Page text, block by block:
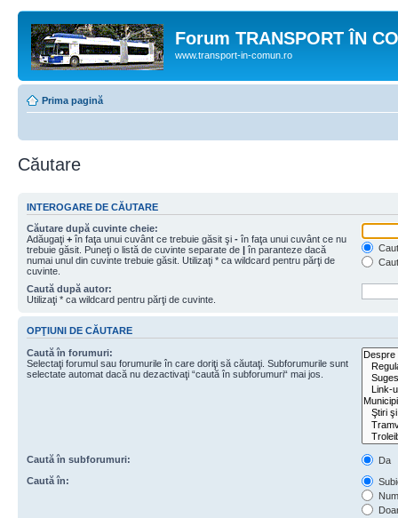
Forum TRANSPORT ÎN
www.transport-in-comun.ro
Prima pagină
Căutare
INTEROGARE DE CĂUTARE
Căutare după cuvinte cheie:
Adăugaţi + în faţa unui cuvânt ce trebuie găsit şi - în faţa unui cuvânt ce nu
trebuie găsit. Puneţi o listă de cuvinte separate de | în paranteze dacă
numai unul din cuvinte trebuie găsit. Utilizaţi * ca wildcard pentru părţi de
cuvinte.
Caută după autor:
Utilizaţi * ca wildcard pentru părţi de cuvinte.
OPŢIUNI DE CĂUTARE
Caută în forumuri:
Selectaţi forumul sau forumurile în care doriţi să căutaţi. Subforumurile sunt
selectate automat dacă nu dezactivaţi “caută în subforumuri“ mai jos.
Caută în subforumuri:
Da
Caută în: